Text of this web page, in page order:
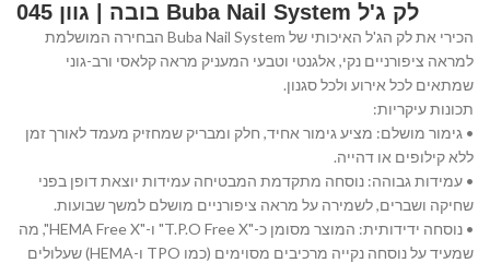
לק ג'ל Buba Nail System בובה | גוון 045
הכירי את לק הג'ל האיכותי של Buba Nail System הבחירה המושלמת
למראה ציפורניים נקי, אלגנטי וטבעי המעניק מראה קלאסי ורב-גוני
שמתאים לכל אירוע ולכל סגנון.
תכונות עיקריות:
• גימור מושלם: מציע גימור אחיד, חלק ומבריק שמחזיק מעמד לאורך זמן
ללא קילופים או דהייה.
• עמידות גבוהה: נוסחה מתקדמת המבטיחה עמידות יוצאת דופן בפני
שחיקה ושברים, לשמירה על מראה ציפורניים מושלם למשך שבועות.
• נוסחה ידידותית: המוצר מסומן כ-"T.P.O Free X" ו-"HEMA Free X", מה
שמעיד על נוסחה נקייה מרכיבים מסוימים (כמו TPO ו-HEMA) שעלולים